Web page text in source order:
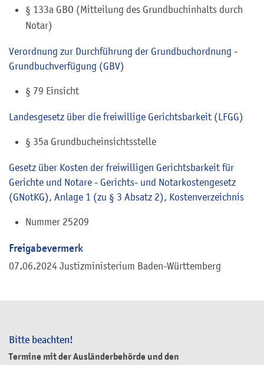
Bitte beachten!
Termine mit der Ausländerbehörde und den
§ 133a GBO (Mitteilung des Grundbuchinhalts durch
Notar)
Verordnung zur Durchführung der Grundbuchordnung -
Grundbuchverfügung (GBV)
§ 79 Einsicht
Landesgesetz über die freiwillige Gerichtsbarkeit (LFGG)
§ 35a Grundbucheinsichtsstelle
Gesetz über Kosten der freiwilligen Gerichtsbarkeit für
Gerichte und Notare - Gerichts- und Notarkostengesetz
(GNotKG), Anlage 1 (zu § 3 Absatz 2), Kostenverzeichnis
Nummer 25209
Freigabevermerk
07.06.2024 Justizministerium Baden-Württemberg